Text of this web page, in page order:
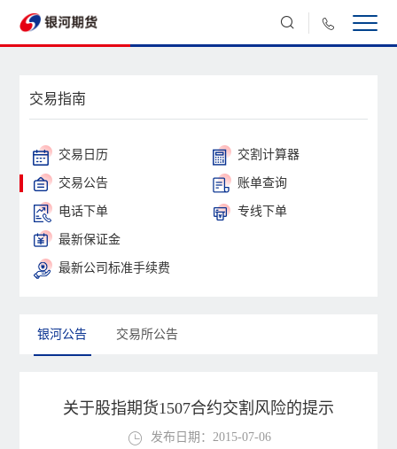
交易指南
交易日历 交割计算器
交易公告 账单查询
电话下单 专线下单
最新保证金
最新公司标准手续费
银河公告 交易所公告
关于股指期货1507合约交割风险的提示
发布日期：2015-07-06